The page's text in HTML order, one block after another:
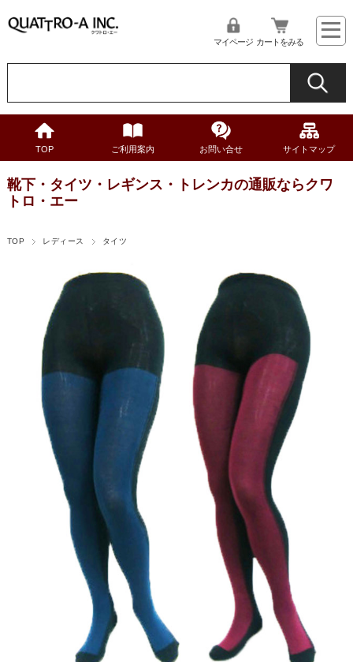
マイページ カートをみる
TOP ご利用案内 お問い合せ サイトマップ
靴下・タイツ・レギンス・トレンカの通販ならクワ
トロ・エー
TOP レディース タイツ